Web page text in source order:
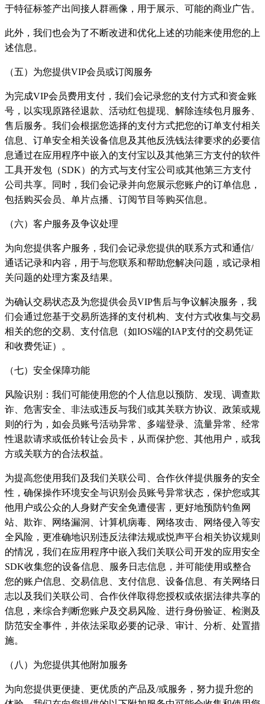
于特征标签产出间接人群画像，用于展示、可能的商业广告。
此外，我们也会为了不断改进和优化上述的功能来使用您的上
述信息。
（五）为您提供VIP会员或订阅服务
为完成VIP会员费用支付，我们会记录您的支付方式和资金账
号，以实现原路径退款、活动红包提现、解除连续包月服务、
售后服务。我们会根据您选择的支付方式把您的订单支付相关
信息、订单安全相关设备信息及其他反洗钱法律要求的必要信
息通过在应用程序中嵌入的支付宝以及其他第三方支付的软件
工具开发包（SDK）的方式与支付宝公司或其他第三方支付
公司共享。同时，我们会记录并向您展示您账户的订单信息，
包括购买会员、单片点播、订阅节目等购买信息。
（六）客户服务及争议处理
为向您提供客户服务，我们会记录您提供的联系方式和通信/
通话记录和内容，用于与您联系和帮助您解决问题，或记录相
关问题的处理方案及结果。
为确认交易状态及为您提供会员VIP售后与争议解决服务，我
们会通过您基于交易所选择的支付机构、支付方式收集与交易
相关的您的交易、支付信息（如IOS端的IAP支付的交易凭证
和收费凭证）。
（七）安全保障功能
风险识别：我们可能使用您的个人信息以预防、发现、调查欺
诈、危害安全、非法或违反与我们或其关联方协议、政策或规
则的行为，如会员账号活动异常、多端登录、流量异常、经常
性退款请求或低价转让会员卡，从而保护您、其他用户，或我
方或关联方的合法权益。
为提高您使用我们及我们关联公司、合作伙伴提供服务的安全
性，确保操作环境安全与识别会员账号异常状态，保护您或其
他用户或公众的人身财产安全免遭侵害，更好地预防钓鱼网
站、欺诈、网络漏洞、计算机病毒、网络攻击、网络侵入等安
全风险，更准确地识别违反法律法规或悦声平台相关协议规则
的情况，我们在应用程序中嵌入我们关联公司开发的应用安全
SDK收集您的设备信息、服务日志信息，并可能使用或整合
您的账户信息、交易信息、支付信息、设备信息、有关网络日
志以及我们关联公司、合作伙伴取得您授权或依据法律共享的
信息，来综合判断您账户及交易风险、进行身份验证、检测及
防范安全事件，并依法采取必要的记录、审计、分析、处置措
施。
（八）为您提供其他附加服务
为向您提供更便捷、更优质的产品及/或服务，努力提升您的